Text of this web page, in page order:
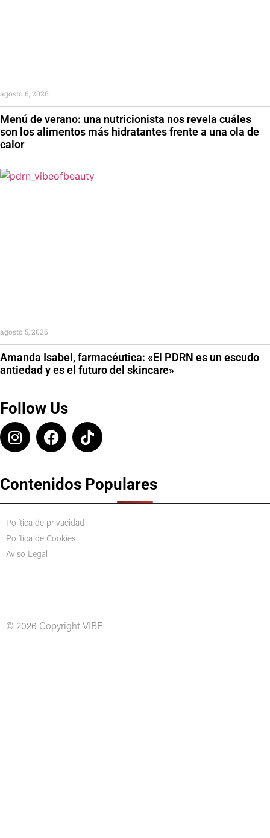
Menú de verano: una nutricionista nos revela cuáles
son los alimentos más hidratantes frente a una ola de
calor
agosto 6, 2026
Amanda Isabel, farmacéutica: «El PDRN es un escudo
antiedad y es el futuro del skincare»
agosto 5, 2026
Follow Us
Contenidos Populares
Política de privacidad
Política de Cookies
Aviso Legal
© 2026 Copyright VIBE